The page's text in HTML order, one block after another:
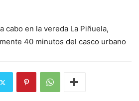
cabo en la vereda La Piñuela,
40 minutos del casco urbano